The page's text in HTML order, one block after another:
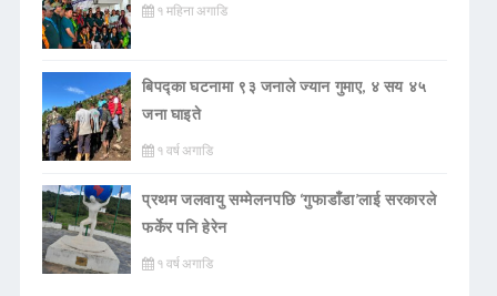
१ महिना अगाडि
बिपद्का घटनामा ९३ जनाले ज्यान गुमाए, ४ सय ४५
जना घाइते
१ वर्ष अगाडि
प्रथम जलवायु सम्मेलनपछि ‘गुफाडाँडा’लाई सरकारले
फर्केर पनि हेरेन
१ वर्ष अगाडि